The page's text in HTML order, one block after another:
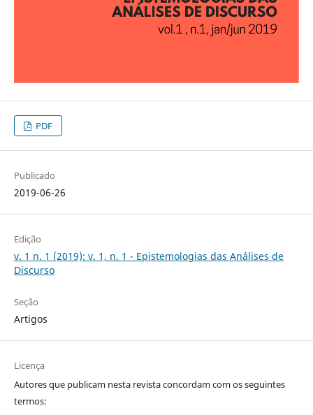
PDF
Publicado
2019-06-26
Edição
v. 1 n. 1 (2019): v. 1, n. 1 - Epistemologias das Análises de
Discurso
Seção
Artigos
Licença
Autores que publicam nesta revista concordam com os seguintes
termos: